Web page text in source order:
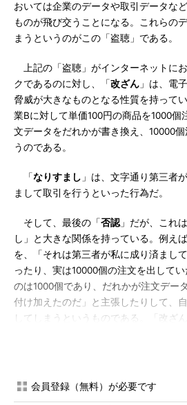
おいては企業のデータや取引データな
ものが飛び交うことになる。これらの
まうというのがこの「盗聴」である。
上記の「盗聴」がインターネットに
クであるのに対し、「改ざん 」は、電
脅威が大きなものとなる性質を持って
業Bに対して単価100円の商品を1000個
文データをだれかが書き換え、10000
うのである。
「なりすまし 」は、文字通り第三者
まして取引を行うといった行為だ。
そして、最後の「否認 」だが、これ
し」と大きな関係を持っている。例え
を、「それは第三者が私に成り済まし
ったり、実は10000個の注文を出して
のは1000個であり、だれかが注文デー
付け加えたのだ」と主張したりして、
してしまうというものである。「改ざ
このように、実世界では顔を見合わせ
わすことで回避できていたリスクが、
会員登録（無料）が必要です